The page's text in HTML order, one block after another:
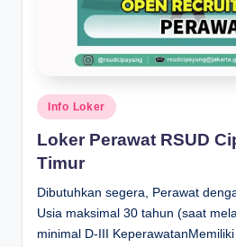
Posted
in
Info Loker
Loker Perawat RSUD
Timur
Dibutuhkan segera, Perawat
Usia maksimal 30 tahun (saat
minimal D-III